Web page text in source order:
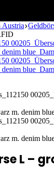
Austria
L –